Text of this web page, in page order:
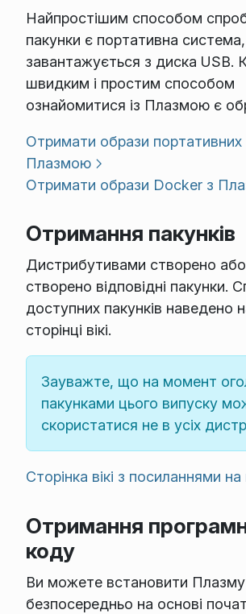
Найпростішим способом
пакунки є портативна
завантажується з диска USB.
швидким і простим способом
ознайомитися із Плазмою є
Отримати образи портативних
Плазмою
Отримати образи Docker з
Отримання пакунків
Дистрибутивами створено
створено відповідні пакунки.
доступних пакунків наведено
сторінці вікі.
Зауважте, що на момент
пакунками цього випуску
скористатися не в усіх
Сторінка вікі з посиланнями на
Отримання
коду
Ви можете встановити Плазму
безпосередньо на основі